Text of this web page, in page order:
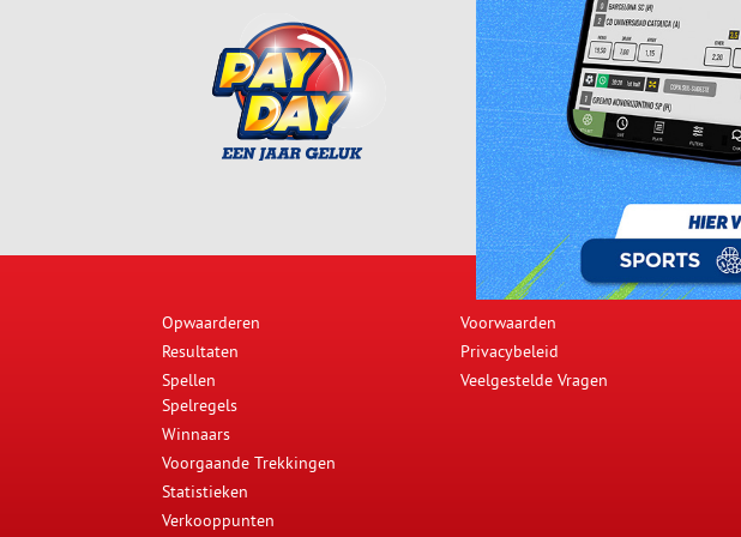
Opwaarderen
Resultaten
Spellen
Spelregels
Winnaars
Voorgaande Trekkingen
Statistieken
Verkooppunten
Voorwaarden
Privacybeleid
Veelgestelde Vragen